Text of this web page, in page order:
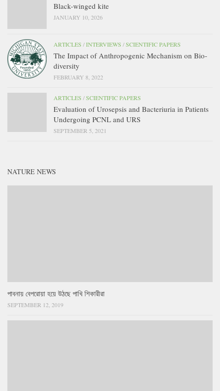
Black-winged kite
JANUARY 10, 2026
ARTICLES /INTERVIEWS /SCIENTIFIC PAPERS
The Impact of Anthropogenic Mechanism on Bio-
diversity
FEBRUARY 8, 2022
ARTICLES /SCIENTIFIC PAPERS
Evaluation of Urosepsis and Bacteriuria in Patients
Undergoing PCNL and URS
SEPTEMBER 5, 2021
NATURE NEWS
পাবনায় বেপরোয়া হয়ে উঠছে পাখি শিকারীরা
SEPTEMBER 12, 2019